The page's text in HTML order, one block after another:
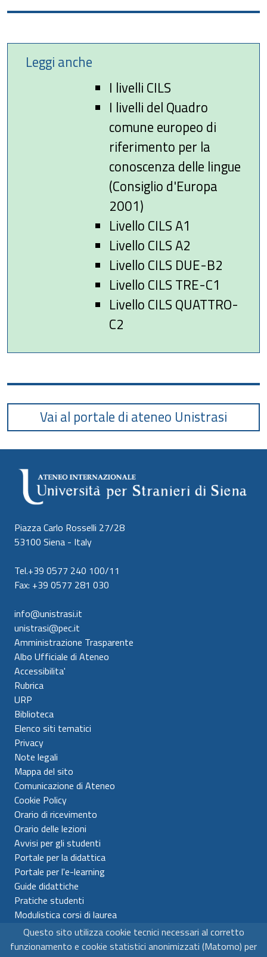
Questo sito utilizza cookie tecnici necessari al corretto
funzionamento e cookie statistici anonimizzati (Matomo) per
Leggi anche
I livelli CILS
I livelli del Quadro
comune europeo di
riferimento per la
conoscenza delle lingue
(Consiglio d'Europa
2001)
Livello CILS A1
Livello CILS A2
Livello CILS DUE-B2
Livello CILS TRE-C1
Livello CILS QUATTRO-
C2
Vai al portale di ateneo Unistrasi
Piazza Carlo Rosselli 27/28
53100 Siena - Italy
Tel.+39 0577 240 100/11
Fax: +39 0577 281 030
info@unistrasi.it
unistrasi@pec.it
Amministrazione Trasparente
Albo Ufficiale di Ateneo
Accessibilita'
Rubrica
URP
Biblioteca
Elenco siti tematici
Privacy
Note legali
Mappa del sito
Comunicazione di Ateneo
Cookie Policy
Orario di ricevimento
Orario delle lezioni
Avvisi per gli studenti
Portale per la didattica
Portale per l'e-learning
Guide didattiche
Pratiche studenti
Modulistica corsi di laurea
Universitá per Stranieri di Siena